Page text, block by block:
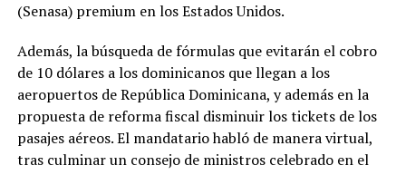
(Senasa) premium en los Estados Unidos.
Además, la búsqueda de fórmulas que evitarán el cobro
de 10 dólares a los dominicanos que llegan a los
aeropuertos de Repú­blica Dominicana, y ade­más en la
propuesta de reforma fiscal disminuir los tickets de los
pasajes aé­reos. El mandatario habló de manera virtual,
tras cul­minar un consejo de mi­nistros celebrado en el